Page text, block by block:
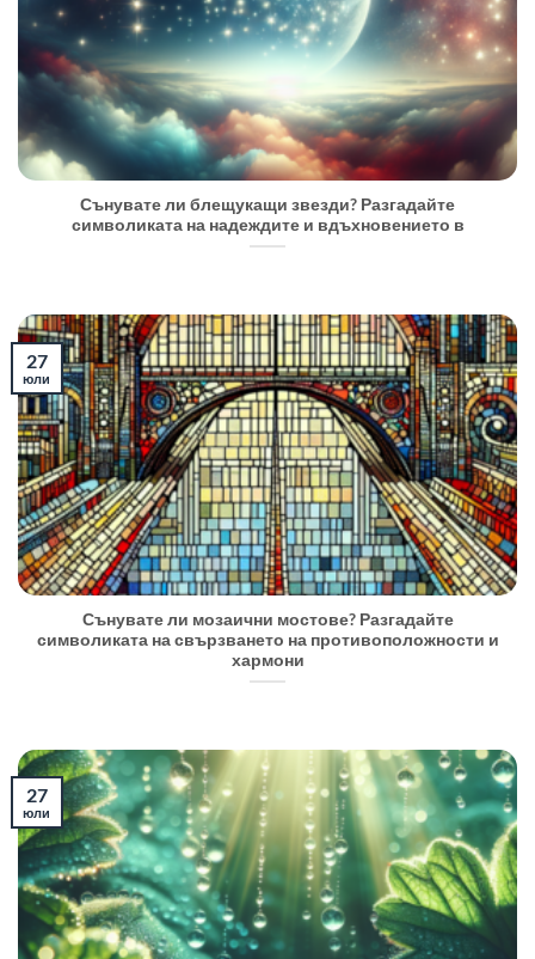
Сънувате ли блещукащи звезди? Разгадайте
символиката на надеждите и вдъхновението в
Сънувате ли мозаични мостове? Разгадайте
символиката на свързването на противоположности и
хармони
27
юли
27
юли